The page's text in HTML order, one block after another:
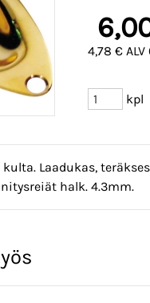
4,78 € ALV
kpl
Laadukas,
halk. 4.3mm.